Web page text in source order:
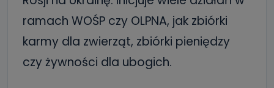
ramach WOŚP czy OLPNA, jak zbiórki
karmy dla zwierząt, zbiórki pieniędzy
czy żywności dla ubogich.